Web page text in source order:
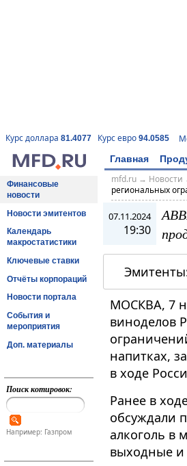
Курс доллара 81.4077 Курс евро 94.0585
Главная
Финансовые
новости
Новости эмитентов
Календарь
макростатистики
Ключевые ставки
Отчёты корпораций
Новости портала
События и
мероприятия
Доп. материалы
Поиск котировок:
Например: Газпром
mfd.ru→ Новости
региональных
07.11.2024
19:30
МОСКВА, 7
виноделов
напитках,
в ходе
Ранее в
обсуждали
алкоголь в
выходные и